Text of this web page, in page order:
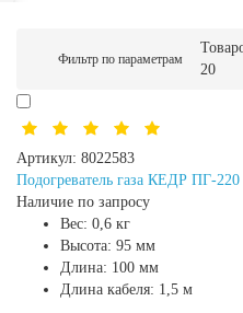
Фильтр по параметрам
20
Артикул: 8022583
Подогреватель газа КЕДР ПГ-
Наличие по запросу
Вес: 0,6 кг
Высота: 95 мм
Длина: 100 мм
Длина кабеля: 1,5 м